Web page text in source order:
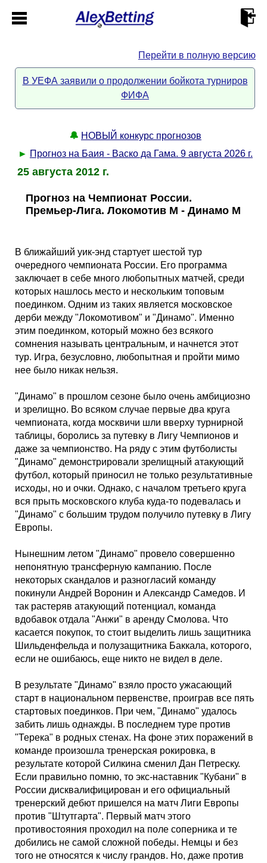
Всё о сайте
Ответы на вопросы
Отзывы
Новости
Партнёрка
Вакансии
Реклама
RSS
Контакты
Бесплатные
Платные
Статистика
Таблицы
Чемпионатов
Серии
Еврокубки
Лига Чемпионов
Лига Европы
Лига Конференций
Чемпионат Мира
Чемпионат Европы
Кубок Мира (отбор)
Лига Наций
Инструменты
Поиск команд
Расчёт системы
На что ставят?
Telegram Bot
Telegram Bot
Перейти в полную версию
В УЕФА заявили о продолжении бойкота турниров
ФИФА
🔔 НОВЫЙ конкурс прогнозов
► Прогноз на Баия - Васко да Гама. 9 августа 2026 г.
25 августа 2012 г.
Прогноз на Чемпионат России.
Премьер-Лига. Локомотив М - Динамо М
В ближайший уик-энд стартует шестой тур
очередного чемпионата России. Его программа
заключает в себе много любопытных матчей, среди
которых нашлось место и нескольким топовым
поединком. Одним из таких является московское
дерби между "Локомотивом" и "Динамо". Именно
этим поединком, который можно без всякого
сомнения называть центральным, и начнется этот
тур. Игра, безусловно, любопытная и пройти мимо
нее было никак нельзя.
"Динамо" в прошлом сезоне было очень амбициозно
и зрелищно. Во всяком случае первые два круга
чемпионата, когда москвичи шли вверху турнирной
таблицы, боролись за путевку в Лигу Чемпионов и
даже за чемпионство. На ряду с этим футболисты
"Динамо" демонстрировали зрелищный атакующий
футбол, который приносил не только результативные
исходы, но и очки. Однако, с началом третьего круга
вся прыть московского клуба куда-то подевалась и
"Динамо" с большим трудом получило путевку в Лигу
Европы.
Нынешним летом "Динамо" провело совершенно
непонятную трансферную кампанию. После
некоторых скандалов и разногласий команду
покинули Андрей Воронин и Александр Самедов. И
так растеряв атакующий потенциал, команда
вдобавок отдала "Анжи" в аренду Смолова. Что
касается покупок, то стоит выделить лишь защитника
Шильденфельда и полузащитника Баккала, которого,
если не ошибаюсь, еще никто не видел в деле.
В результате "Динамо" взяло просто ужасающий
старт в национальном первенстве, проиграв все пять
стартовых поединков. При чем, "Динамо" удалось
забить лишь однажды. В последнем туре против
"Терека" в родных стенах. На фоне этих поражений в
команде произошла тренерская рокировка, в
результате которой Силкина сменил Дан Петреску.
Если правильно помню, то экс-наставник "Кубани" в
России дисквалифицирован и его официальный
тренерский дебют пришелся на матч Лиги Европы
против "Штутгарта". Первый матч этого
противостояния проходил на поле соперника и те
добились не самой сложной победы. Немцы и без
того не относятся к числу грандов. Но, даже против